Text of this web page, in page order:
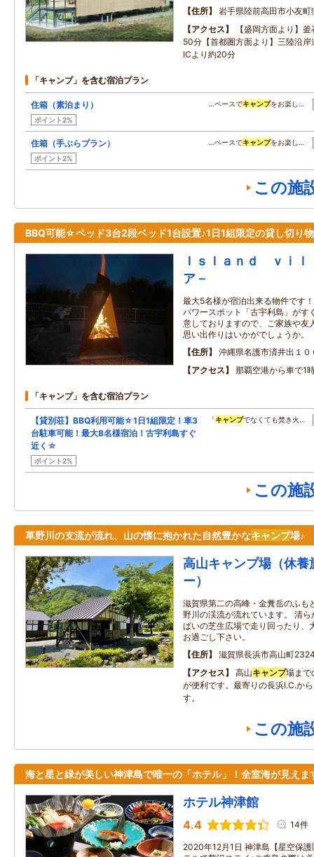
住所
岩手県陸前高田市小友
アクセス
【盛岡方面より】
50分【首都圏方面より】三陸沿
ICより約20分
「キャンプ」を含む宿泊プラン
住箱（素泊まり）
ポイント2%
…ペースでキャンプをお楽し…
住箱（手ぶらプラン）
ポイント2%
…ペースでキャンプをお楽し…
この施
BBQ可能☆ベッド3台2段ベッド1台設置♪1日1組限定の貸し切り
Ｉｓｌａｎｄ ｖｉ
ア－
最大5名様が宿泊出来る物件です
パワースポット「古宇利島」がす
意しておりますので、ご家族や友
思い出作りはいかがでしょうか。
住所
沖縄県名護市済井出１０
アクセス
那覇空港から車で1
「キャンプ」を含む宿泊プラン
【貸別荘】BBQ利用可能☆1日1組限定！車3
台駐車可能！最大8名様宿泊！古宇利島すぐ
近く☆
ポイント2%
「キャンプでなくても焚き火…
この施
草野川の支流が流れ、山の懐に抱かれた自然豊かなキャンプ場♪
高山キャンプ場（休養
ー）
滋賀県第二の高峰・金糞岳のふも
野川の渓流が流れています。 清
ぱいの芝生広場で走り回ったり、
お過ごし下さい。
住所
滋賀県長浜市高山町
アクセス
高山キャンプ場まで
が便利です。最寄りの長浜I.C.か
す。
この施
海と星と緑が美しい神津島で唯一の「ホテル」！全室海が見えま
ホテル神津館
4.4 14件
2020年12月1日 神津島【星空保